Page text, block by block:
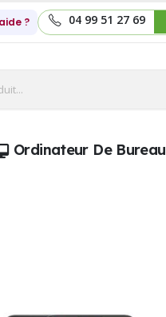
? 04 99 51 27 69
Ordinateur De Bureau